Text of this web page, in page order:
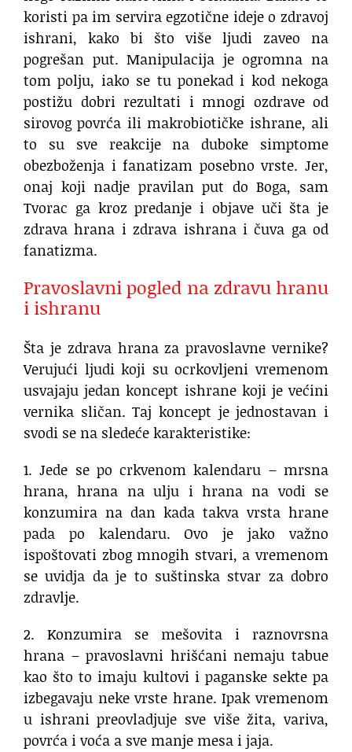
koristi pa im servira egzotične ideje o zdravoj
ishrani, kako bi što više ljudi zaveo na
pogrešan put. Manipulacija je ogromna na
tom polju, iako se tu ponekad i kod nekoga
postižu dobri rezultati i mnogi ozdrave od
sirovog povrća ili makrobiotičke ishrane, ali
to su sve reakcije na duboke simptome
obezboženja i fanatizam posebno vrste. Jer,
onaj koji nadje pravilan put do Boga, sam
Tvorac ga kroz predanje i objave uči šta je
zdrava hrana i zdrava ishrana i čuva ga od
fanatizma.
Pravoslavni pogled na zdravu hranu
i ishranu
Šta je zdrava hrana za pravoslavne vernike?
Verujući ljudi koji su ocrkovljeni vremenom
usvajaju jedan koncept ishrane koji je većini
vernika sličan. Taj koncept je jednostavan i
svodi se na sledeće karakteristike:
1. Jede se po crkvenom kalendaru – mrsna
hrana, hrana na ulju i hrana na vodi se
konzumira na dan kada takva vrsta hrane
pada po kalendaru. Ovo je jako važno
ispoštovati zbog mnogih stvari, a vremenom
se uvidja da je to suštinska stvar za dobro
zdravlje.
2. Konzumira se mešovita i raznovrsna
hrana – pravoslavni hrišćani nemaju tabue
kao što to imaju kultovi i paganske sekte pa
izbegavaju neke vrste hrane. Ipak vremenom
u ishrani preovladjuje sve više žita, variva,
povrća i voća a sve manje mesa i jaja.